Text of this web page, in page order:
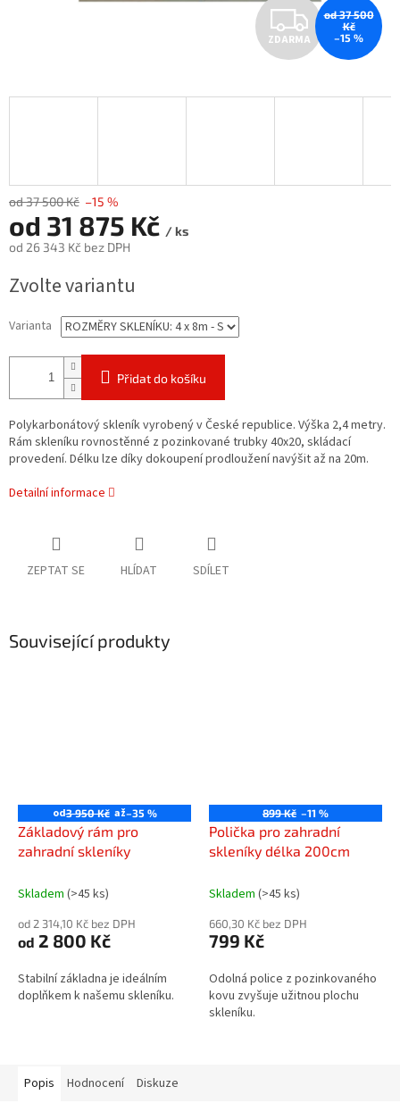
Z
D
A
ZDARMA
od 37 500
Kč
–15 %
od 37 500 Kč –15 %
od 31 875 Kč / ks
od 26 343 Kč bez DPH
cena:
Zvolte variantu
Varianta
Přidat do košíku
Polykarbonátový skleník vyrobený v České republice. Výška 2,4 metry.
Rám skleníku rovnostěnné z pozinkované trubky 40x20, skládací
provedení. Délku lze díky dokoupení prodloužení navýšit až na 20m.
Detailní informace
ZEPTAT SE HLÍDAT SDÍLET
Související produkty
od3 950 Kč až–35 %
Základový rám pro
zahradní skleníky
Skladem (>45 ks)
od 2 314,10 Kč bez DPH
od 2 800 Kč
Stabilní základna je ideálním
doplňkem k našemu skleníku.
899 Kč –11 %
Polička pro zahradní
skleníky délka 200cm
Skladem (>45 ks)
660,30 Kč bez DPH
799 Kč
Odolná police z pozinkovaného
kovu zvyšuje užitnou plochu
skleníku.
Popis Hodnocení Diskuze